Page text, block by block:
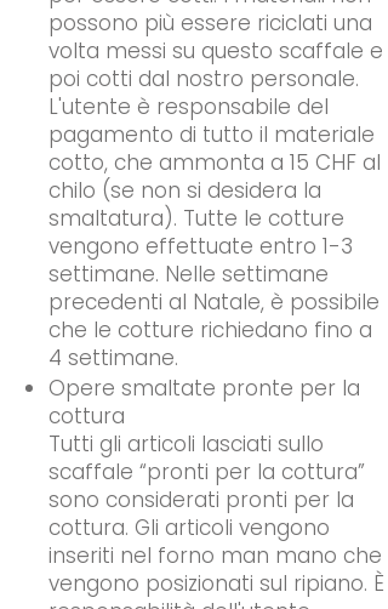
possono più essere riciclati una
volta messi su questo scaffale e
poi cotti dal nostro personale.
L'utente è responsabile del
pagamento di tutto il materiale
cotto, che ammonta a 15 CHF al
chilo (se non si desidera la
smaltatura). Tutte le cotture
vengono effettuate entro 1-3
settimane. Nelle settimane
precedenti al Natale, è possibile
che le cotture richiedano fino a
4 settimane.
Opere smaltate pronte per la
cottura
Tutti gli articoli lasciati sullo
scaffale “pronti per la cottura”
sono considerati pronti per la
cottura. Gli articoli vengono
inseriti nel forno man mano che
vengono posizionati sul ripiano. È